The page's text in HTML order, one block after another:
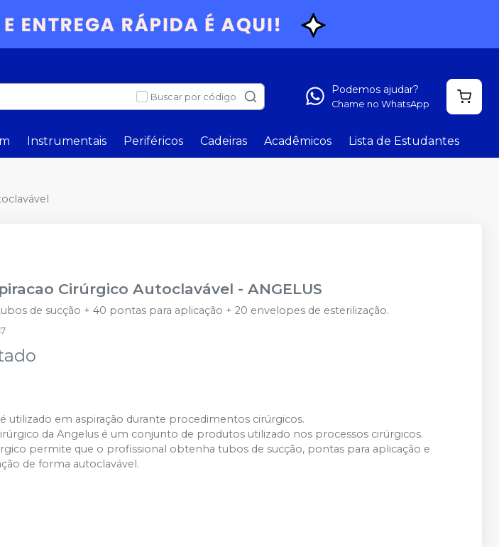
Buscar por código
Podemos ajudar?
Chame no WhatsApp
Instrumentais Periféricos Cadeiras Acadêmicos Lista de Estudantes
Cirúrgico Autoclavável -ANGELUS
de sucção + 40 pontas para aplicação + 20 envelopes de esterilização.
utilizado em aspiração durante procedimentos cirúrgicos.
da Angelus é um conjunto de produtos utilizado nos processos cirúrgicos.
permite que o profissional obtenha tubos de sucção, pontas para aplicação e
de forma autoclavável.